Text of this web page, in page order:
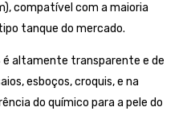
compatível com a maioria
tanque do mercado.
é altamente transparente e de
esboços, croquis, e na
do químico para a pele do